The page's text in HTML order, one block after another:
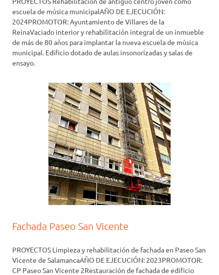
escuela de música municipalAÑO DE EJECUCIÓN:
2024PROMOTOR: Ayuntamiento de Villares de la
ReinaVaciado interior y rehabilitación integral de un inmueble
de más de 80 años para implantar la nueva escuela de música
municipal. Edificio dotado de aulas insonorizadas y salas de
ensayo.
Fachada Paseo San Vicente
PROYECTOS Limpieza y rehabilitación de fachada en Paseo San
Vicente de SalamancaAÑO DE EJECUCIÓN: 2023PROMOTOR:
CP Paseo San Vicente 2Restauración de fachada de edificio